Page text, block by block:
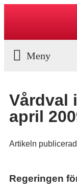
Vårdval
april
Artikeln
Regeringen